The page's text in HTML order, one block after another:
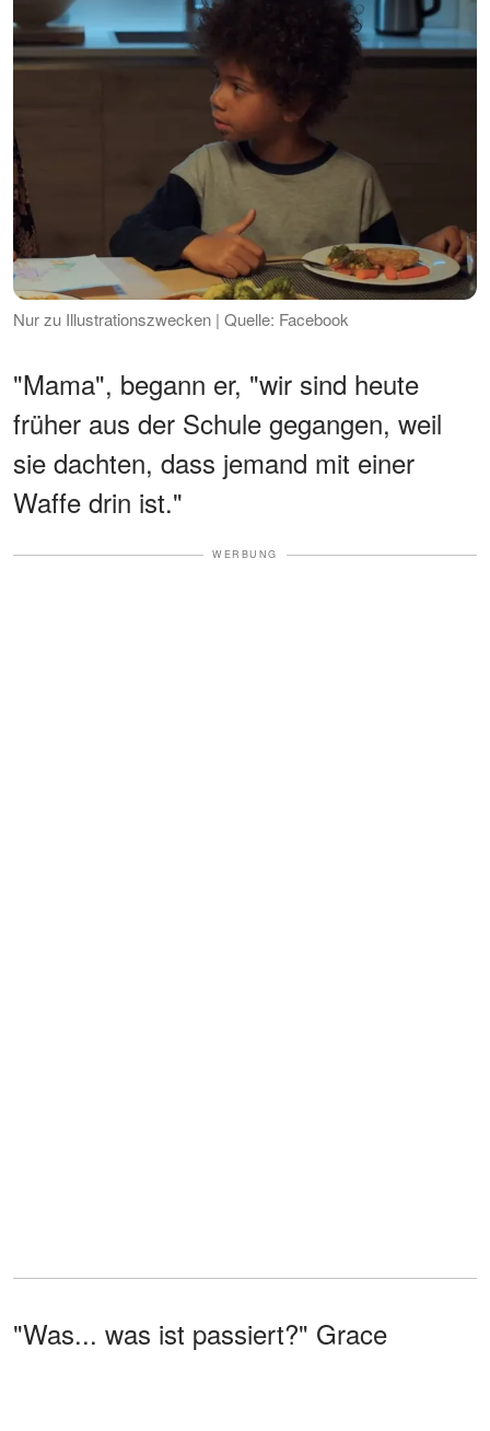
Nur zu Illustrationszwecken | Quelle: Facebook
"Mama", begann er, "wir sind heute
früher aus der Schule gegangen, weil
sie dachten, dass jemand mit einer
Waffe drin ist."
WERBUNG
"Was... was ist passiert?" Grace